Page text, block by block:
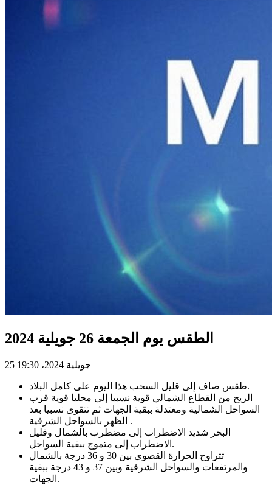
الطقس يوم الجمعة 26 جويلية 2024
25 جويلية 2024، 19:30
طقس صاف إلى قليل السحب هذا اليوم على كامل البلاد.
الريح من القطاع الشمالي قوية نسبيا إلى محليا قوية قرب
السواحل الشمالية ومعتدلة ببقية الجهات ثم تتقوى نسبيا بعد
الظهر بالسواحل الشرقية .
البحر شديد الاضطراب إلى مضطرب بالشمال وقليل
الاضطراب إلى متموج ببقية السواحل.
تتراوح الحرارة القصوى بين 30 و 36 درجة بالشمال
والمرتفعات والسواحل الشرقية وبين 37 و 43 درجة ببقية
الجهات.